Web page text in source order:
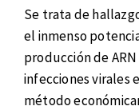
Se trata de
el inmenso
producción de
infecciones virales
método